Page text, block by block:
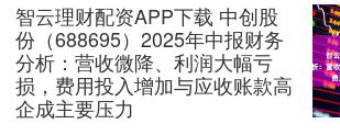
智云理财配资APP下载 中创股
份（688695）2025年中报财务
分析：营收微降、利润大幅亏
损，费用投入增加与应收账款高
企成主要压力